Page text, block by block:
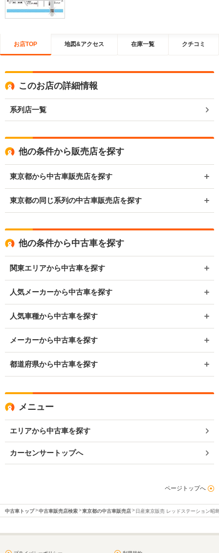
お店TOP 地図&アクセス 在庫一覧 クチコミ
このお店の詳細情報
系列店一覧
他の条件から販売店を探す
東京都から中古車販売店を探す
東京都の同じ系列の中古車販売店を探す
他の条件から中古車を探す
関東エリアから中古車を探す
人気メーカーから中古車を探す
人気車種から中古車を探す
メーカーから中古車を探す
都道府県から中古車を探す
メニュー
エリアから中古車を探す
カーセンサートップへ
ページトップへ
中古車トップ 中古車販売店検索 東京都の中古車販売店 日産東京販売 レッドステーション昭